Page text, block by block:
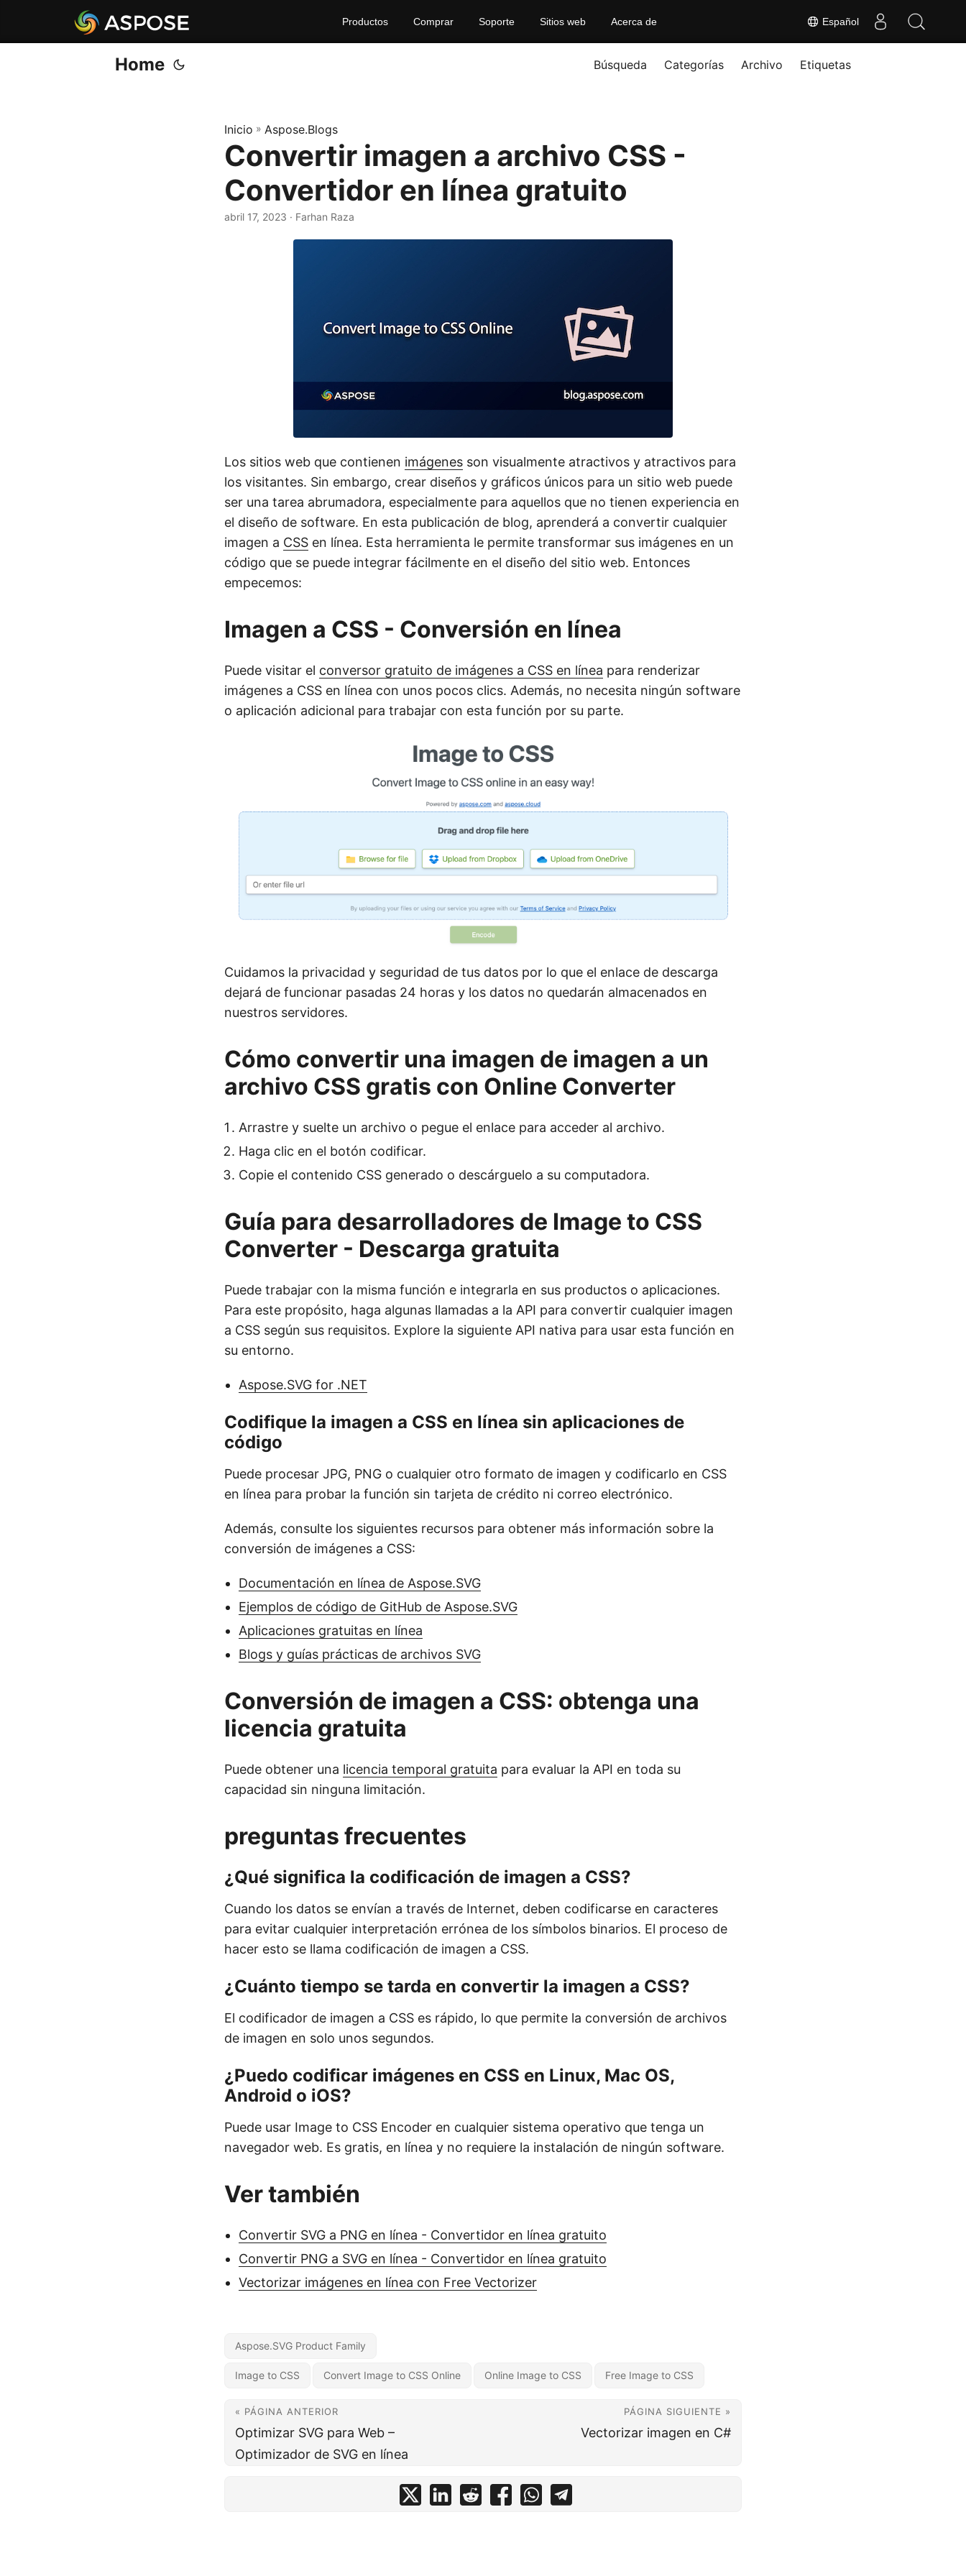
Español
Productos Comprar Soporte Sitios web Acerca de
Home Búsqueda Categorías Archivo Etiquetas
Inicio » Aspose.Blogs
Convertir imagen a archivo CSS -
Convertidor en línea gratuito
abril 17, 2023 · Farhan Raza
Los sitios web que contienen imágenes son visualmente atractivos y atractivos para
los visitantes. Sin embargo, crear diseños y gráficos únicos para un sitio web puede
ser una tarea abrumadora, especialmente para aquellos que no tienen experiencia en
el diseño de software. En esta publicación de blog, aprenderá a convertir cualquier
imagen a CSS en línea. Esta herramienta le permite transformar sus imágenes en un
código que se puede integrar fácilmente en el diseño del sitio web. Entonces
empecemos:
Imagen a CSS - Conversión en línea
Puede visitar el conversor gratuito de imágenes a CSS en línea para renderizar
imágenes a CSS en línea con unos pocos clics. Además, no necesita ningún software
o aplicación adicional para trabajar con esta función por su parte.
Cuidamos la privacidad y seguridad de tus datos por lo que el enlace de descarga
dejará de funcionar pasadas 24 horas y los datos no quedarán almacenados en
nuestros servidores.
Cómo convertir una imagen de imagen a un
archivo CSS gratis con Online Converter
Arrastre y suelte un archivo o pegue el enlace para acceder al archivo.
Haga clic en el botón codificar.
Copie el contenido CSS generado o descárguelo a su computadora.
Guía para desarrolladores de Image to CSS
Converter - Descarga gratuita
Puede trabajar con la misma función e integrarla en sus productos o aplicaciones.
Para este propósito, haga algunas llamadas a la API para convertir cualquier imagen
a CSS según sus requisitos. Explore la siguiente API nativa para usar esta función en
su entorno.
Aspose.SVG for .NET
Codifique la imagen a CSS en línea sin aplicaciones de
código
Puede procesar JPG, PNG o cualquier otro formato de imagen y codificarlo en CSS
en línea para probar la función sin tarjeta de crédito ni correo electrónico.
Además, consulte los siguientes recursos para obtener más información sobre la
conversión de imágenes a CSS:
Documentación en línea de Aspose.SVG
Ejemplos de código de GitHub de Aspose.SVG
Aplicaciones gratuitas en línea
Blogs y guías prácticas de archivos SVG
Conversión de imagen a CSS: obtenga una
licencia gratuita
Puede obtener una licencia temporal gratuita para evaluar la API en toda su
capacidad sin ninguna limitación.
preguntas frecuentes
¿Qué significa la codificación de imagen a CSS?
Cuando los datos se envían a través de Internet, deben codificarse en caracteres
para evitar cualquier interpretación errónea de los símbolos binarios. El proceso de
hacer esto se llama codificación de imagen a CSS.
¿Cuánto tiempo se tarda en convertir la imagen a CSS?
El codificador de imagen a CSS es rápido, lo que permite la conversión de archivos
de imagen en solo unos segundos.
¿Puedo codificar imágenes en CSS en Linux, Mac OS,
Android o iOS?
Puede usar Image to CSS Encoder en cualquier sistema operativo que tenga un
navegador web. Es gratis, en línea y no requiere la instalación de ningún software.
Ver también
Convertir SVG a PNG en línea - Convertidor en línea gratuito
Convertir PNG a SVG en línea - Convertidor en línea gratuito
Vectorizar imágenes en línea con Free Vectorizer
Aspose.SVG Product Family
Image to CSS Convert Image to CSS Online Online Image to CSS Free Image to CSS
« PÁGINA ANTERIOR
Optimizar SVG para Web –
Optimizador de SVG en línea
PÁGINA SIGUIENTE »
Vectorizar imagen en C#